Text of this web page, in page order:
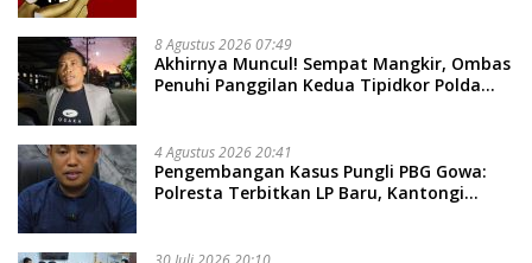
8 Agustus 2026 07:49
Akhirnya Muncul! Sempat Mangkir, Ombas
Penuhi Panggilan Kedua Tipidkor Polda
4 Agustus 2026 20:41
Pengembangan Kasus Pungli PBG Gowa:
Polresta Terbitkan LP Baru, Kantongi